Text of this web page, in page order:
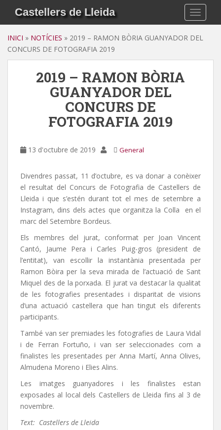
i
Castellers de Lleida
INICI » NOTÍCIES » 2019 – RAMON BÒRIA GUANYADOR DEL
CONCURS DE FOTOGRAFIA 2019
2019 – RAMON BÒRIA
GUANYADOR DEL
CONCURS DE
FOTOGRAFIA 2019
13 d'octubre de 2019 General
Divendres passat, 11 d’octubre, es va donar a conèixer
el resultat del Concurs de Fotografia de Castellers de
Lleida i que s’estén durant tot el mes de setembre a
Instagram, dins dels actes que organitza la Colla en el
marc del Setembre Bordeus.
Els membres del jurat, conformat per Joan Vincent
Cantó, Jaume Pera i Carles Puig-gros (president de
l’entitat), van escollir la instantània presentada per
Ramon Bòira per la seva mirada de l’actuació de Sant
Miquel des de la porxada. El jurat va destacar la qualitat
de les fotografies presentades i disparitat de visions
d’una actuació castellera que han tingut els diferents
participants.
També van ser premiades les fotografies de Laura Vidal
i de Ferran Fortuño, i van ser seleccionades com a
finalistes les presentades per Anna Martí, Anna Olives,
Almudena Moreno i Elies Alins.
Les imatges guanyadores i les finalistes estan
exposades al local dels Castellers de Lleida fins al 3 de
novembre.
Text: Castellers de Lleida